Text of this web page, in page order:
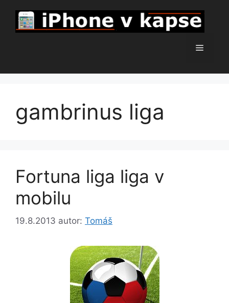
obsah
Menu
gambrinus liga
Fortuna liga liga v
mobilu
19.8.2013 autor: Tomáš